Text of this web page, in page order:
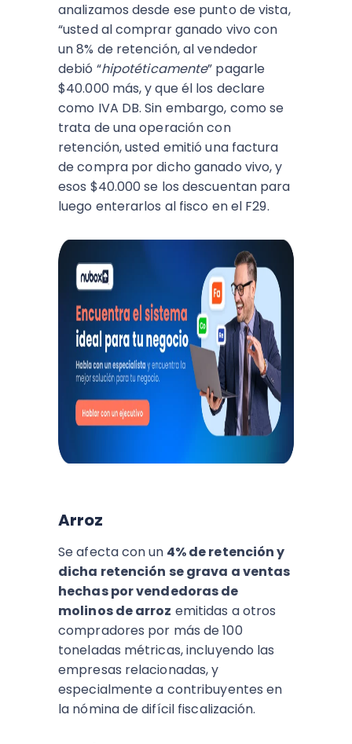
analizamos desde ese punto de vista,
“usted al comprar ganado vivo con
un 8% de retención, al vendedor
debió “hipotéticamente” pagarle
$40.000 más, y que él los declare
como IVA DB. Sin embargo, como se
trata de una operación con
retención, usted emitió una factura
de compra por dicho ganado vivo, y
esos $40.000 se los descuentan para
luego enterarlos al fisco en el F29.
Arroz
Se afecta con un 4% de retención y
dicha retención se grava a ventas
hechas por vendedoras de
molinos de arroz emitidas a otros
compradores por más de 100
toneladas métricas, incluyendo las
empresas relacionadas, y
especialmente a contribuyentes en
la nómina de difícil fiscalización.